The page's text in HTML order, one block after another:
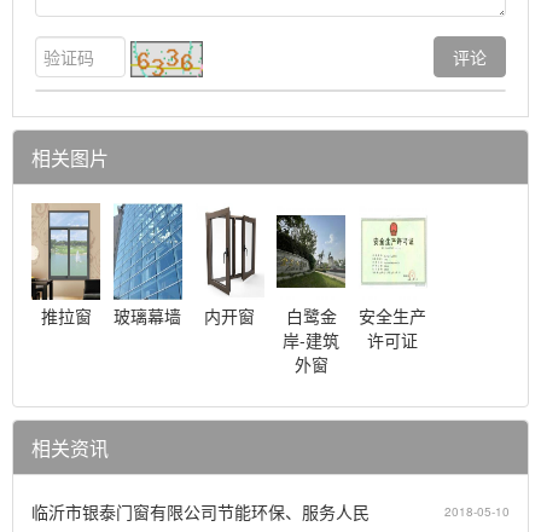
相关图片
推拉窗 玻璃幕墙 内开窗
白鹭金
岸-建筑
外窗
安全生产
许可证
相关资讯
临沂市银泰门窗有限公司节能环保、服务人民 2018-05-10